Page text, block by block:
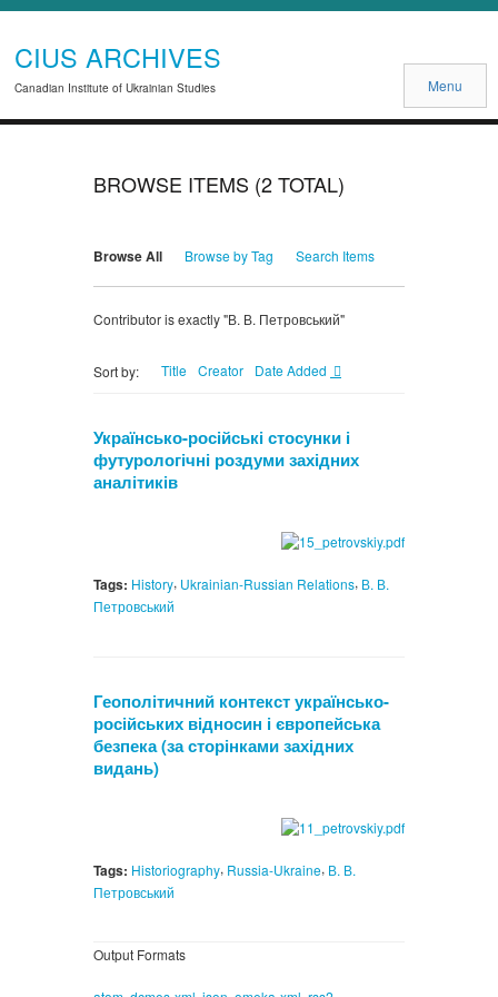
CIUS ARCHIVES
Canadian Institute of Ukrainian Studies Menu
BROWSE ITEMS (2 TOTAL)
Browse All Browse by Tag Search Items
Contributor is exactly "В. В. Петровський"
Sort by: Title Creator Date Added
Українсько-російські стосунки і
футурологічні роздуми західних
аналітиків
Tags: History, Ukrainian-Russian Relations, В. В.
Петровський
Геополітичний контекст українсько-
російських відносин і європейська
безпека (за сторінками західних
видань)
Tags: Historiography, Russia-Ukraine, В. В.
Петровський
Output Formats